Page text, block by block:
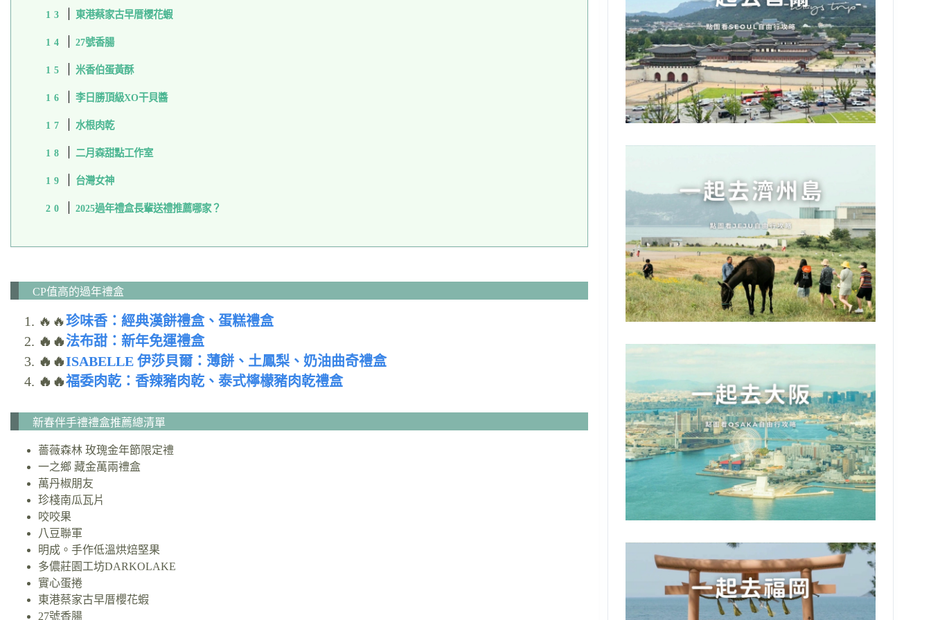
東港蔡家古早厝櫻花蝦
27號香腸
米香伯蛋黃酥
李日勝頂級XO干貝醬
水根肉乾
二月森甜點工作室
台灣女神
2025過年禮盒長輩送禮推薦哪家？
CP值高的過年禮盒
🔥🔥珍味香：經典漢餅禮盒、蛋糕禮盒
🔥🔥法布甜：新年免運禮盒
🔥🔥ISABELLE 伊莎貝爾：薄餅、土鳳梨、奶油曲奇禮盒
🔥🔥福委肉乾：香辣豬肉乾、泰式檸檬豬肉乾禮盒
新春伴手禮禮盒推薦總清單
薔薇森林 玫瑰金年節限定禮
一之鄉 藏金萬兩禮盒
萬丹椒朋友
珍棧南瓜瓦片
咬咬果
八豆聯軍
明成。手作低溫烘焙堅果
多儂莊園工坊DARKOLAKE
實心蛋捲
東港蔡家古早厝櫻花蝦
27號香腸